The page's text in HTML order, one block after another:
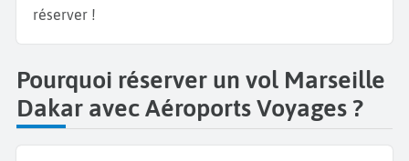
réserver !
Pourquoi réserver un vol Marseille
Dakar avec Aéroports Voyages ?